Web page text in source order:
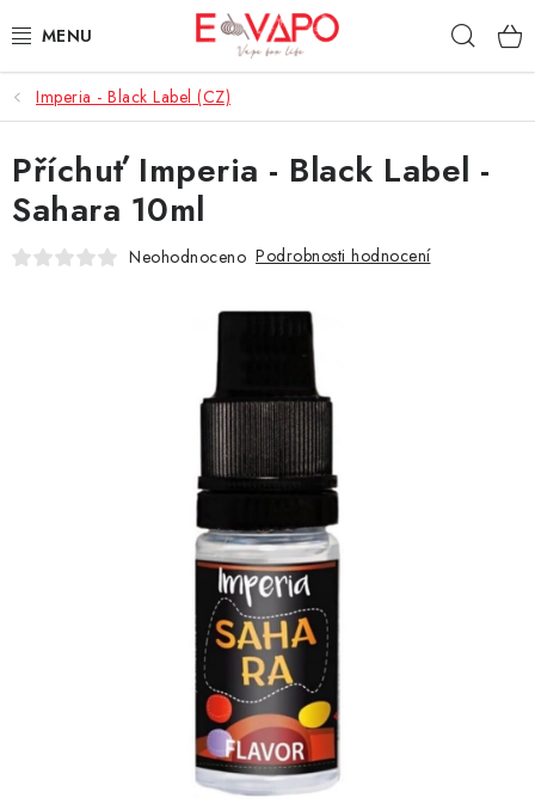
na
3D TISK
TIPY ZA DOBROU CENU
AROMATA A PŘÍCHUTĚ
DÁRKOVÉ VOUCHERY
ATOMIZÉRY A CARTRIDGE
Imperia - Black Label (CZ)
Příchuť Imperia - Black Label -
Sahara 10ml
Neohodnoceno Podrobnosti hodnocení